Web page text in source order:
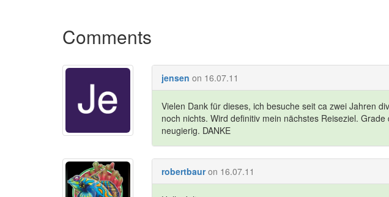
Comments
jensen on 16.07.11
Vielen Dank für dieses, ich besuche seit ca zwei Jahren
noch nichts. Wird definitiv mein nächstes Reiseziel.
neugierig. DANKE
robertbaur on 16.07.11